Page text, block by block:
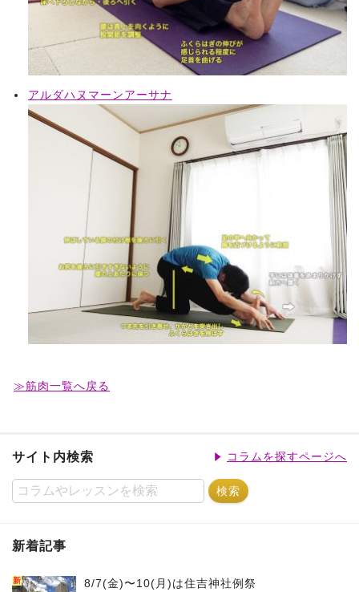
アルダハヌマーンアーサナ
≫筋肉一覧へ戻る
サイト内検索 コラムを探すページへ
新着記事
新 8/7(金)〜10(月)は住吉神社例祭